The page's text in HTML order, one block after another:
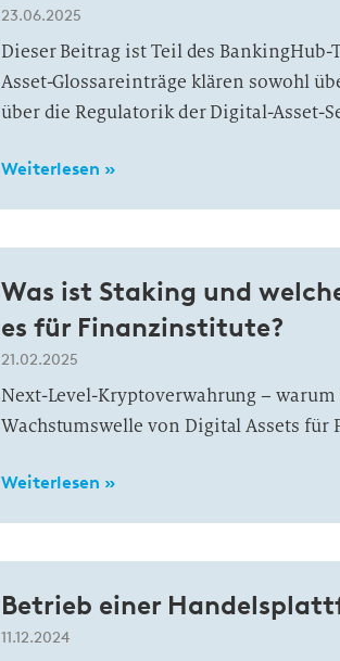
23.06.2025
Dieser Beitrag ist Teil des
Asset-Glossareinträge klären sowohl
über die Regulatorik der Digital-Asset-
Weiterlesen »
Was ist Staking und
es für Finanzinstitute?
21.02.2025
Next-Level-Kryptoverwahrung – warum
Wachstumswelle von Digital Assets
Weiterlesen »
Betrieb einer
11.12.2024